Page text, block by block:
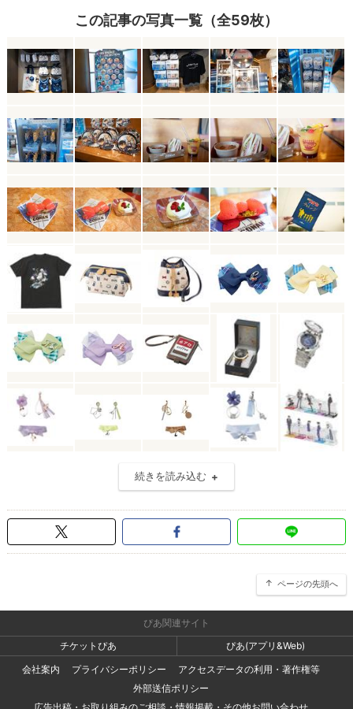
この記事の写真一覧（全59枚）
続きを読み込む
ページの先頭へ
ぴあ関連サイト
チケットぴあ
ぴあ(アプリ&Web)
会社案内
プライバシーポリシー
アクセスデータの利用・著作権等
外部送信ポリシー